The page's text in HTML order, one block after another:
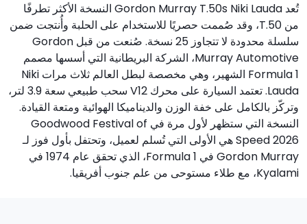
تُعد Gordon Murray T.50s Niki Lauda النسخة الأكثر تطرفًا
من T.50، وقد صُممت حصريًا للاستخدام على الحلبة وأُنتجت ضمن
سلسلة محدودة لا تتجاوز 25 نسخة. صُنعت من قبل Gordon
Murray Automotive، الشركة البريطانية التي أسسها مصمم
Formula 1 الشهير، وهي مخصصة لبطل العالم ثلاث مرات Niki
Lauda. تعتمد السيارة على محرك V12 سحب طبيعي سعة 3.9 لتر،
وتركّز بالكامل على خفة الوزن والديناميكا الهوائية ومتعة القيادة.
النسخة التي ستظهر لأول مرة في Goodwood Festival of
Speed 2026 هي الأولى التي تُسلم لعميل، وتحتفل بأول فوز لـ
Gordon Murray في Formula 1، الذي تحقق عام 1974 في
Kyalami، مع طلاء مستوحى من علم جنوب أفريقيا.